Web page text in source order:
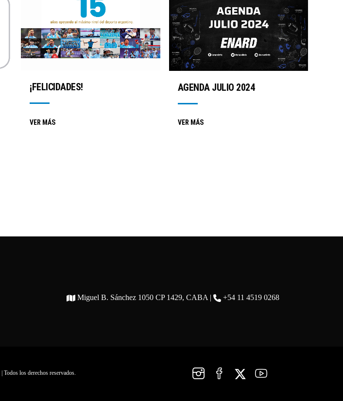
¡FELICIDADES!
VER MÁS
AGENDA JULIO 2024
VER MÁS
Miguel B. Sánchez 1050 CP 1429, CABA | +54 11 4519 0268
los derechos reservados.